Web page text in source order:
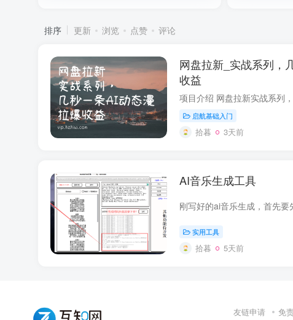
排序 更新 浏览 点赞 评论
网盘拉新_实战系列，
收益
启航基础入门
拾暮 3天前
AI音乐生成工具
实用工具
拾暮 5天前
友链申请 免